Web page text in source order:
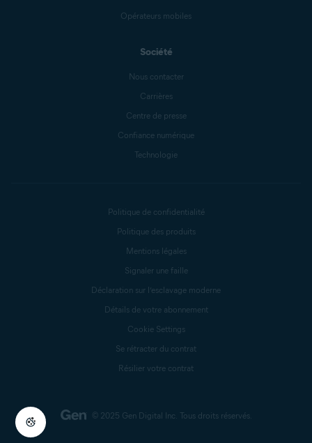
Opérateurs mobiles
Société
Nous contacter
Carrières
Centre de presse
Confiance numérique
Technologie
© 2025 Gen Digital Inc. Tous droits réservés.
Politique de confidentialité
Politique des produits
Mentions légales
Signaler une faille
Déclaration sur l’esclavage moderne
Détails de votre abonnement
Cookie Settings
Se rétracter du contrat
Résilier votre contrat